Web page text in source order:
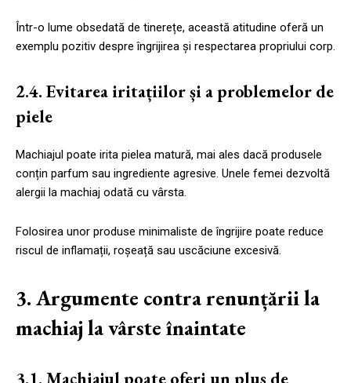
Într-o lume obsedată de tinerețe, această atitudine oferă un
exemplu pozitiv despre îngrijirea și respectarea propriului corp.
2.4. Evitarea iritațiilor și a problemelor de
piele
Machiajul poate irita pielea matură, mai ales dacă produsele
conțin parfum sau ingrediente agresive. Unele femei dezvoltă
alergii la machiaj odată cu vârsta.
Folosirea unor produse minimaliste de îngrijire poate reduce
riscul de inflamații, roșeață sau uscăciune excesivă.
3. Argumente contra renunțării la
machiaj la vârste înaintate